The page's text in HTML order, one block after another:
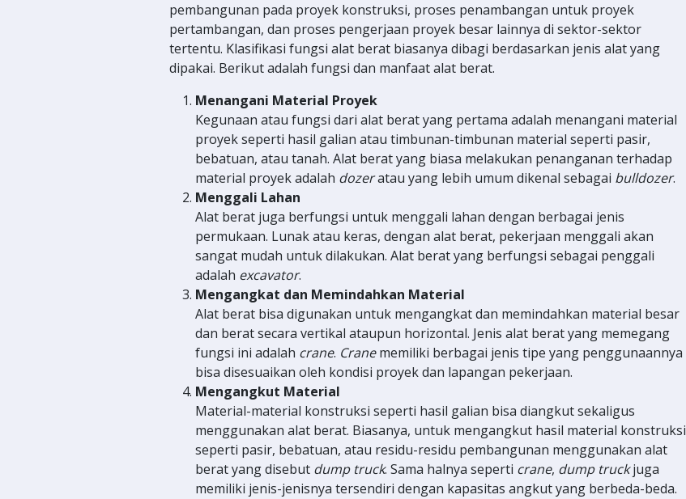
pembangunan pada proyek konstruksi, proses penambangan untuk proyek
pertambangan, dan proses pengerjaan proyek besar lainnya di sektor-sektor
tertentu. Klasifikasi fungsi alat berat biasanya dibagi berdasarkan jenis alat yang
dipakai. Berikut adalah fungsi dan manfaat alat berat.
Menangani Material Proyek
Kegunaan atau fungsi dari alat berat yang pertama adalah menangani material
proyek seperti hasil galian atau timbunan-timbunan material seperti pasir,
bebatuan, atau tanah. Alat berat yang biasa melakukan penanganan terhadap
material proyek adalah dozeratau yang lebih umum dikenal sebagai bulldozer.
Menggali Lahan
Alat berat juga berfungsi untuk menggali lahan dengan berbagai jenis
permukaan. Lunak atau keras, dengan alat berat, pekerjaan menggali akan
sangat mudah untuk dilakukan. Alat berat yang berfungsi sebagai penggali
adalah excavator.
Mengangkat dan Memindahkan Material
Alat berat bisa digunakan untuk mengangkat dan memindahkan material besar
dan berat secara vertikal ataupun horizontal. Jenis alat berat yang memegang
fungsi ini adalah crane. Cranememiliki berbagai jenis tipe yang penggunaannya
bisa disesuaikan oleh kondisi proyek dan lapangan pekerjaan.
Mengangkut Material
Material-material konstruksi seperti hasil galian bisa diangkut sekaligus
menggunakan alat berat. Biasanya, untuk mengangkut hasil material konstruksi
seperti pasir, bebatuan, atau residu-residu pembangunan menggunakan alat
berat yang disebut dump truck. Sama halnya seperti crane, dump truckjuga
memiliki jenis-jenisnya tersendiri dengan kapasitas angkut yang berbeda-beda.